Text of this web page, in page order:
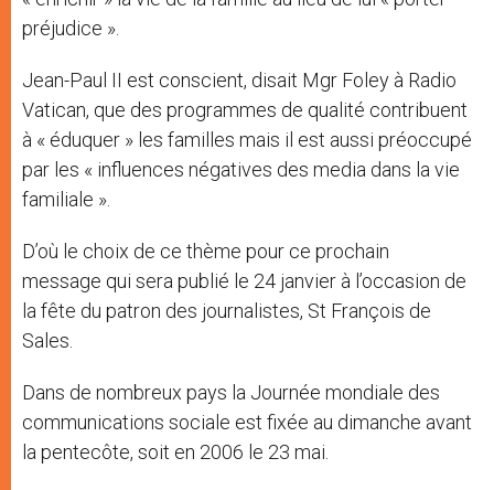
préjudice ».
Jean-Paul II est conscient, disait Mgr Foley à Radio
Vatican, que des programmes de qualité contribuent
à « éduquer » les familles mais il est aussi préoccupé
par les « influences négatives des media dans la vie
familiale ».
D’où le choix de ce thème pour ce prochain
message qui sera publié le 24 janvier à l’occasion de
la fête du patron des journalistes, St François de
Sales.
Dans de nombreux pays la Journée mondiale des
communications sociale est fixée au dimanche avant
la pentecôte, soit en 2006 le 23 mai.